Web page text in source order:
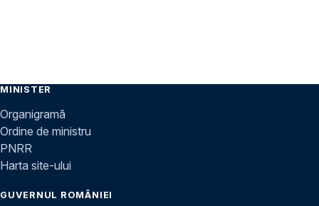
MINISTER
Organigramă
Ordine de ministru
PNRR
Harta site-ului
GUVERNUL ROMÂNIEI